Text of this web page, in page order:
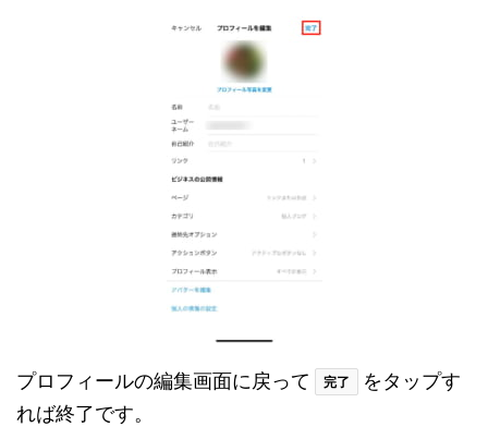
プロフィールの編集画面に戻って 完了
をタップす
れば終了です。